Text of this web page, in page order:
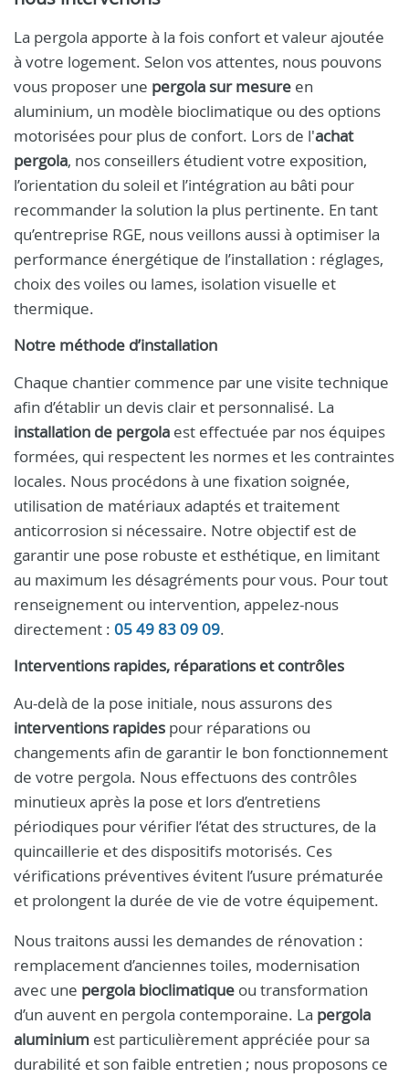
La pergola apporte à la fois confort et valeur ajoutée
à votre logement. Selon vos attentes, nous pouvons
vous proposer une pergola sur mesure en
aluminium, un modèle bioclimatique ou des options
motorisées pour plus de confort. Lors de l'achat
pergola, nos conseillers étudient votre exposition,
l’orientation du soleil et l’intégration au bâti pour
recommander la solution la plus pertinente. En tant
qu’entreprise RGE, nous veillons aussi à optimiser la
performance énergétique de l’installation : réglages,
choix des voiles ou lames, isolation visuelle et
thermique.
Notre méthode d’installation
Chaque chantier commence par une visite technique
afin d’établir un devis clair et personnalisé. La
installation de pergola est effectuée par nos équipes
formées, qui respectent les normes et les contraintes
locales. Nous procédons à une fixation soignée,
utilisation de matériaux adaptés et traitement
anticorrosion si nécessaire. Notre objectif est de
garantir une pose robuste et esthétique, en limitant
au maximum les désagréments pour vous. Pour tout
renseignement ou intervention, appelez-nous
directement : 05 49 83 09 09.
Interventions rapides, réparations et contrôles
Au-delà de la pose initiale, nous assurons des
interventions rapides pour réparations ou
changements afin de garantir le bon fonctionnement
de votre pergola. Nous effectuons des contrôles
minutieux après la pose et lors d’entretiens
périodiques pour vérifier l’état des structures, de la
quincaillerie et des dispositifs motorisés. Ces
vérifications préventives évitent l’usure prématurée
et prolongent la durée de vie de votre équipement.
Nous traitons aussi les demandes de rénovation :
remplacement d’anciennes toiles, modernisation
avec une pergola bioclimatique ou transformation
d’un auvent en pergola contemporaine. La pergola
aluminium est particulièrement appréciée pour sa
durabilité et son faible entretien ; nous proposons ce